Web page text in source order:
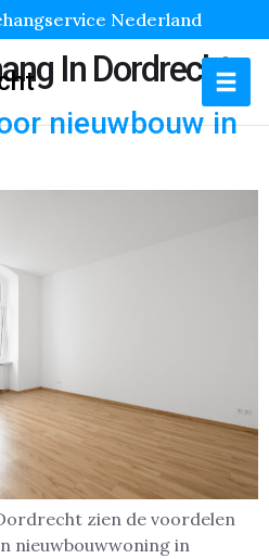
Nederland
In Dordrecht
nieuwbouw in
zien de voordelen
nieuwbouwwoning in